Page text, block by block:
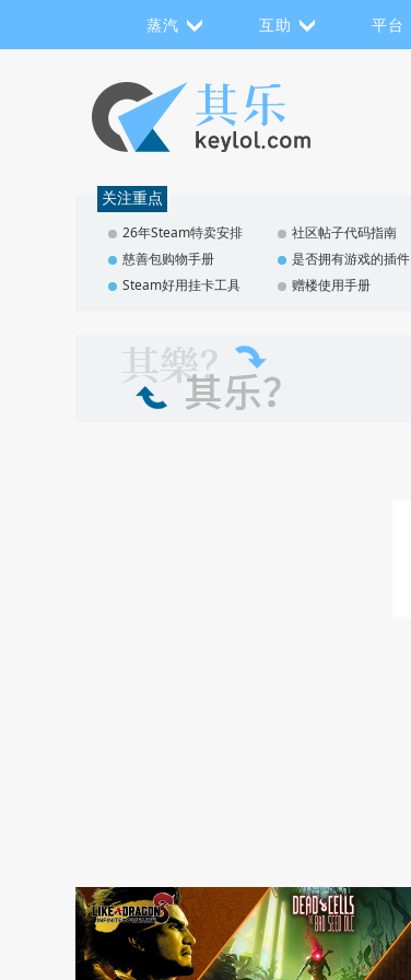
蒸汽 互助 平台
关注重点
26年Steam特卖安排 社区帖子代码指南
慈善包购物手册
是否拥有游戏的插件
Steam好用挂卡工具
赠楼使用手册